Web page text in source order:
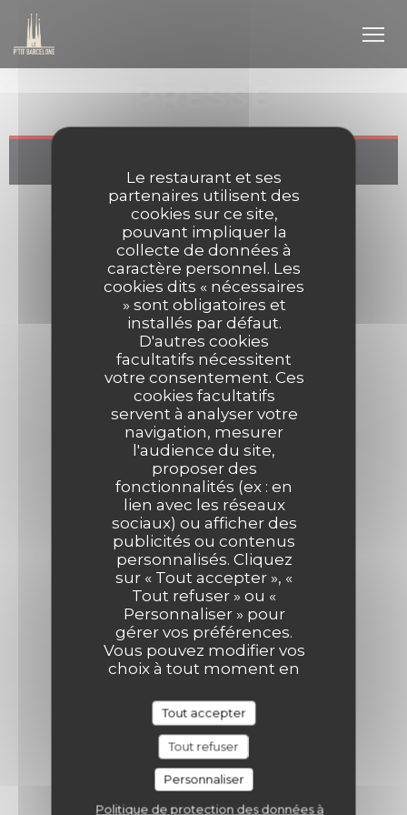
Le restaurant et ses
partenaires utilisent des
cookies sur ce site,
pouvant impliquer la
collecte de données à
caractère personnel. Les
cookies dits « nécessaires
» sont obligatoires et
installés par défaut.
D'autres cookies
facultatifs nécessitent
votre consentement. Ces
cookies facultatifs
servent à analyser votre
navigation, mesurer
l'audience du site,
proposer des
fonctionnalités (ex : en
lien avec les réseaux
sociaux) ou afficher des
publicités ou contenus
personnalisés. Cliquez
sur « Tout accepter », «
Tout refuser » ou «
Personnaliser » pour
gérer vos préférences.
Vous pouvez modifier vos
choix à tout moment en
représentant un cookie
en bas à gauche des
pages du site.
Tout accepter
Tout refuser
Personnaliser
Politique de protection des données à
PRESSE